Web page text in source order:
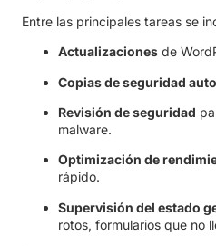
Entre las principales tareas se
Actualizaciones de
Copias de seguridad
Revisión de seguridad
malware.
Optimización de
rápido.
Supervisión del estado
rotos, formularios que no